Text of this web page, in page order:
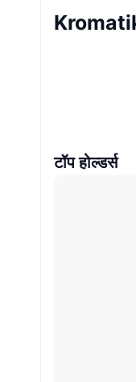
टॉप होल्डर्स